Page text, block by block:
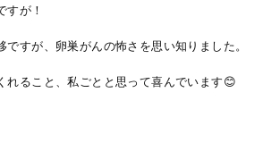
すが！
ですが、卵巣がんの怖さを思い知りました。
れること、私ごとと思って喜んでいます😊